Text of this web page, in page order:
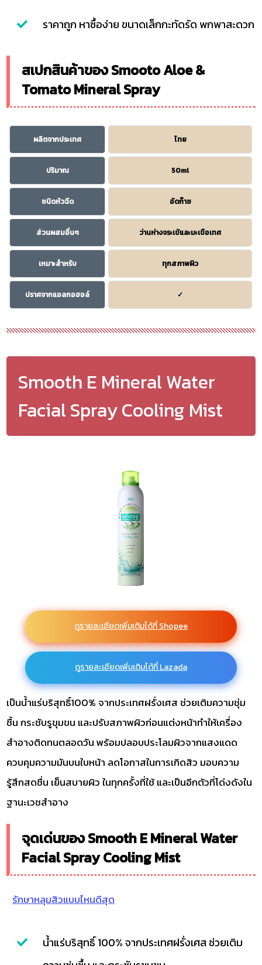
ราคาถูก หาซื้อง่าย ขนาดเล็กกะทัดรัด พกพาสะดวก
สเปกสินค้าของ Smooto Aloe &
Tomato Mineral Spray
ผลิตจากประเทศ ไทย
ปริมาณ 50ml
ชนิดหัวฉีด อัดก๊าซ
ส่วนผสมอื่นๆ ว่านห่างจระเข้และมะเขือเทศ
เหมาะสำหรับ ทุกสภาพผิว
ปราศจากแอลกอฮอล์ ✓
Smooth E Mineral Water
Facial Spray Cooling Mist
ดูรายละเอียดเพิ่มเติมได้ที่ Shopee
ดูรายละเอียดเพิ่มเติมได้ที่ Lazada
เป็นน้ำแร่บริสุทธิ์100% จากประเทศฝรั่งเศส ช่วยเติมความชุ่ม
ชื้น กระชับรูขุมขน และปรับสภาพผิวก่อนแต่งหน้าทำให้เครื่อง
สำอางติดทนตลอดวัน พร้อมปลอบประโลมผิวจากแสงแดด
ควบคุมความมันบนใบหน้า ลดโอกาสในการเกิดสิว มอบความ
รู้สึกสดชื่น เย็นสบายผิว ในทุกครั้งที่ใช้ และเป็นอีกตัวที่โด่งดังใน
ฐานะเวชสำอาง
จุดเด่นของ Smooth E Mineral Water
Facial Spray Cooling Mist
รักษาหลุมสิวแบบไหนดีสุด
น้ำแร่บริสุทธิ์ 100% จากประเทศฝรั่งเศส ช่วยเติม